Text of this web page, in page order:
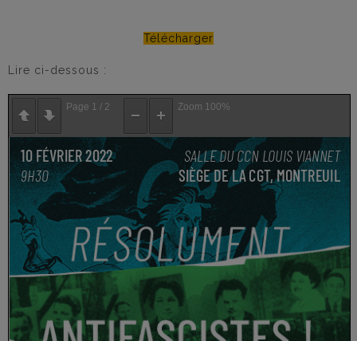
Télécharger
Lire ci-dessous :
Page 1 / 2 Zoom 100%